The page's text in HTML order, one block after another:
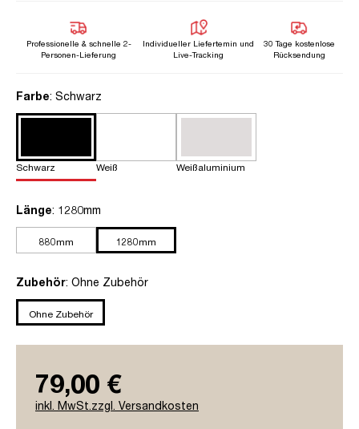
Professionelle & schnelle 2-
Personen-Lieferung
Individueller Liefertemin und
Live-Tracking
30 Tage kostenlose
Rücksendung
Farbeauswählen
: Schwarz
Schwarz Weiß Weißaluminium
Längeauswählen
: 1280mm
880mm 1280mm
Zubehörauswählen
: Ohne Zubehör
Ohne Zubehör
79,00 €
inkl. MwSt.zzgl. Versandkosten